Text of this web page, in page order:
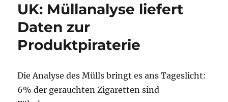
UK: Müllanalyse liefert
Daten zur
Produktpiraterie
Die Analyse des Mülls bringt es ans Tageslicht:
6% der gerauchten Zigaretten sind